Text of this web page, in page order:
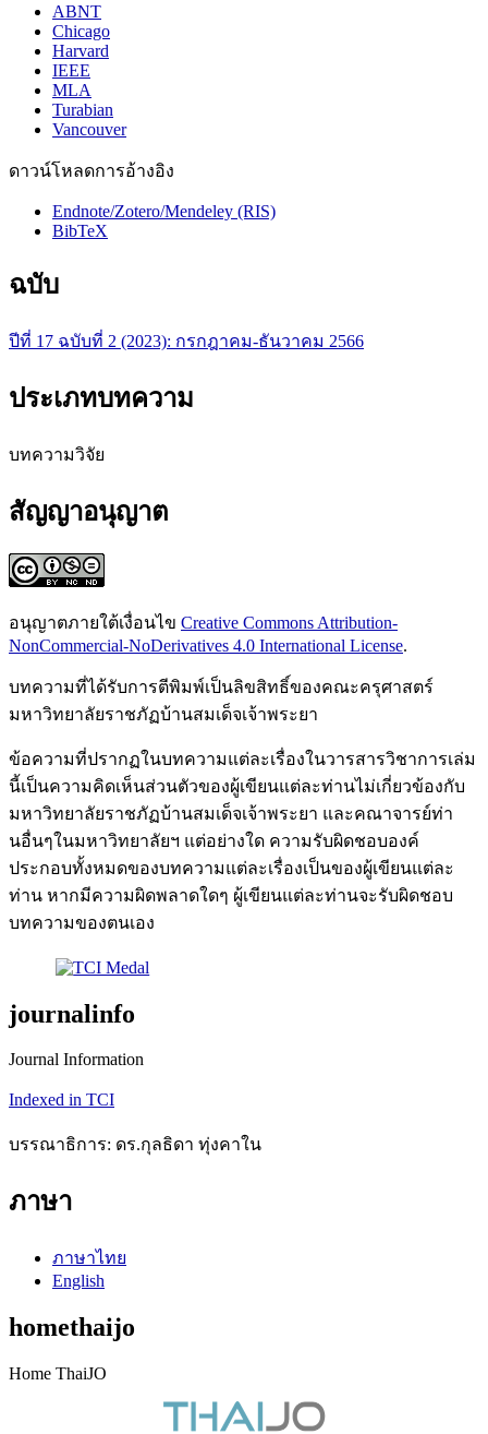
ABNT
Chicago
Harvard
IEEE
MLA
Turabian
Vancouver
ดาวน์โหลดการอ้างอิง
Endnote/Zotero/Mendeley (RIS)
BibTeX
ฉบับ
ปีที่ 17 ฉบับที่ 2 (2023): กรกฎาคม-ธันวาคม 2566
ประเภทบทความ
บทความวิจัย
สัญญาอนุญาต
อนุญาตภายใต้เงื่อนไข Creative Commons Attribution-
NonCommercial-NoDerivatives 4.0 International License.
บทความที่ได้รับการตีพิมพ์เป็นลิขสิทธิ์ของคณะครุศาสตร์
มหาวิทยาลัยราชภัฏบ้านสมเด็จเจ้าพระยา
ข้อความที่ปรากฏในบทความแต่ละเรื่องในวารสารวิชาการเล่ม
นี้เป็นความคิดเห็นส่วนตัวของผู้เขียนแต่ละท่านไม่เกี่ยวข้องกับ
มหาวิทยาลัยราชภัฏบ้านสมเด็จเจ้าพระยา และคณาจารย์ท่า
นอื่นๆในมหาวิทยาลัยฯ แต่อย่างใด ความรับผิดชอบองค์
ประกอบทั้งหมดของบทความแต่ละเรื่องเป็นของผู้เขียนแต่ละ
ท่าน หากมีความผิดพลาดใดๆ ผู้เขียนแต่ละท่านจะรับผิดชอบ
บทความของตนเอง
journalinfo
Journal Information
Indexed in TCI
บรรณาธิการ: ดร.กุลธิดา ทุ่งคาใน
ภาษา
ภาษาไทย
English
homethaijo
Home ThaiJO